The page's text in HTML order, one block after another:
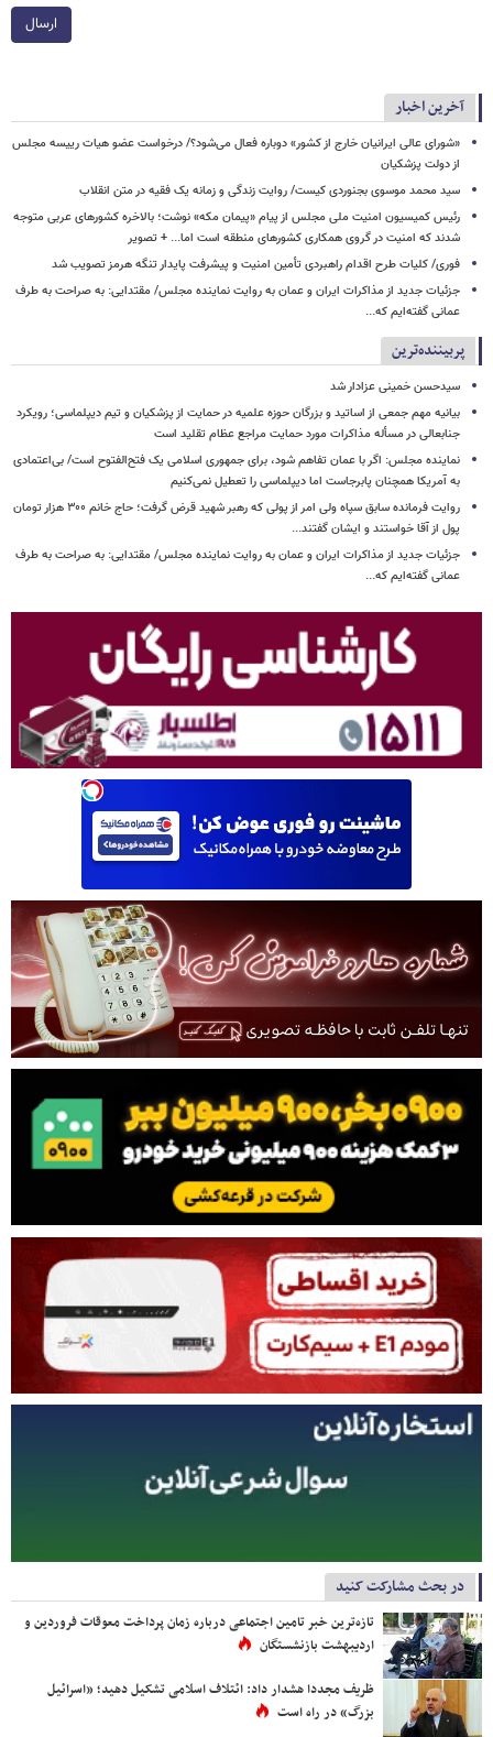
ارسال
آخرین اخبار
«شورای عالی ایرانیان خارج از کشور» دوباره فعال می‌شود؟/ درخواست عضو هیات رییسه مجلس
از دولت پزشکیان
سید محمد موسوی بجنوردی کیست/ روایت زندگی و زمانه یک فقیه در متن انقلاب
رئیس کمیسیون امنیت ملی مجلس از پیام «پیمان مکه» نوشت؛ بالاخره کشورهای عربی متوجه
شدند که امنیت در گروی همکاری کشورهای منطقه است اما... + تصویر
فوری/ کلیات طرح اقدام راهبردی تأمین امنیت و پیشرفت پایدار تنگه هرمز تصویب شد
جزئیات جدید از مذاکرات ایران و عمان به روایت نماینده مجلس/ مقتدایی: به صراحت به طرف
عمانی گفته‌ایم که...
پربیننده‌ترین
سیدحسن خمینی عزادار شد
بیانیه مهم جمعی از اساتید و بزرگان حوزه علمیه در حمایت از پزشکیان و تیم دیپلماسی؛ رویکرد
جنابعالی در مسأله مذاکرات مورد حمایت مراجع عظام تقلید است
نماینده مجلس: اگر با عمان تفاهم شود، برای جمهوری اسلامی یک فتح‌الفتوح است/ بی‌اعتمادی
به آمریکا همچنان پابرجاست اما دیپلماسی را تعطیل نمی‌کنیم
روایت فرمانده سابق سپاه ولی امر از پولی که رهبر شهید قرض گرفت؛ حاج خانم ۳۰۰ هزار تومان
پول از آقا خواستند و ایشان گفتند...
جزئیات جدید از مذاکرات ایران و عمان به روایت نماینده مجلس/ مقتدایی: به صراحت به طرف
عمانی گفته‌ایم که...
در بحث مشارکت کنید
تازه‌ترین خبر تامین اجتماعی درباره زمان پرداخت معوقات فروردین و
اردیبهشت بازنشستگان
ظریف مجددا هشدار داد: ائتلاف اسلامی تشکیل دهید؛ «اسرائیل
بزرگ» در راه است